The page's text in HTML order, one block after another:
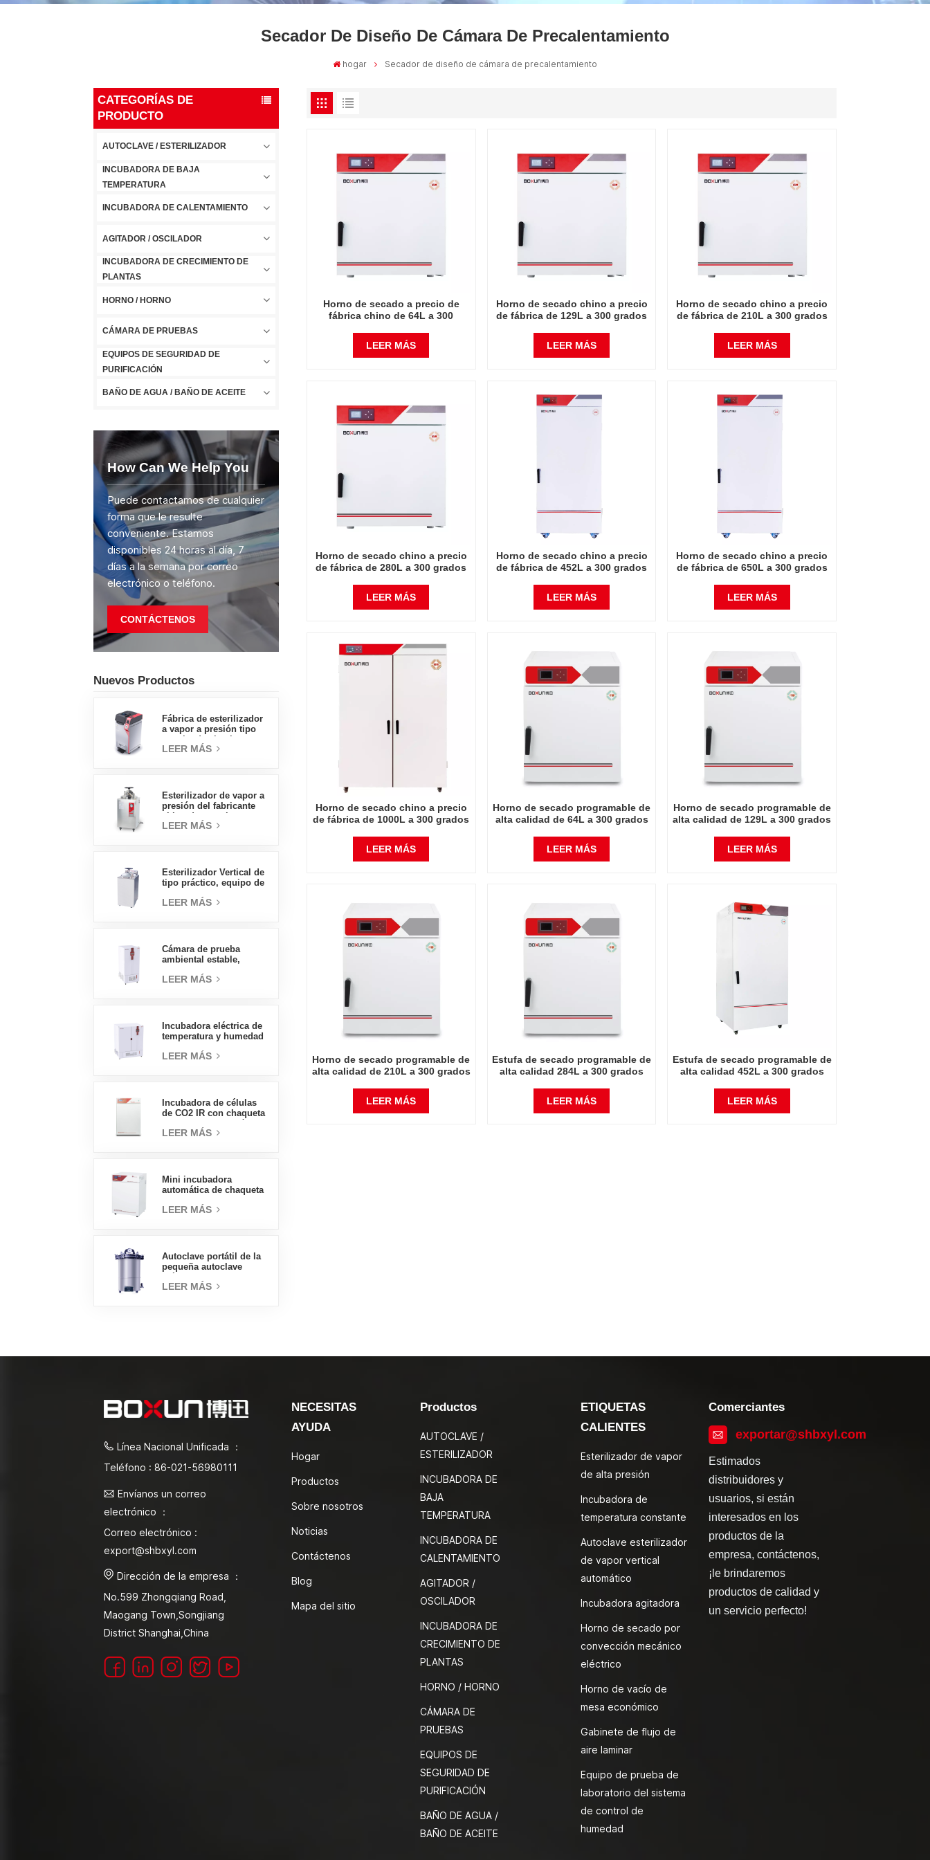
Secador De Diseño De Cámara De Precalentamiento
hogar Secador de diseño de cámara de precalentamiento
CATEGORÍAS DE
PRODUCTO
AUTOCLAVE / ESTERILIZADOR
INCUBADORA DE BAJA
TEMPERATURA
INCUBADORA DE CALENTAMIENTO
AGITADOR / OSCILADOR
INCUBADORA DE CRECIMIENTO DE
PLANTAS
HORNO / HORNO
CÁMARA DE PRUEBAS
EQUIPOS DE SEGURIDAD DE
PURIFICACIÓN
BAÑO DE AGUA / BAÑO DE ACEITE
How Can We Help You
Puede contactarnos de cualquier
forma que le resulte
conveniente. Estamos
disponibles 24 horas al día, 7
días a la semana por correo
electrónico o teléfono.
CONTÁCTENOS
Nuevos Productos
Fábrica de esterilizador
a vapor a presión tipo
pedal tipo insignia de
LEER MÁS
Esterilizador de vapor a
presión del fabricante
vertical de tipo
LEER MÁS
Esterilizador Vertical de
tipo práctico, equipo de
Vertical, esterilizador de
LEER MÁS
Cámara de prueba
ambiental estable,
laboratorio, precio al
LEER MÁS
Incubadora eléctrica de
temperatura y humedad
suministros de
LEER MÁS
Incubadora de células
de CO2 IR con chaqueta
160L Incubadoras
LEER MÁS
Mini incubadora
automática de chaqueta
laboratorio, tipo
LEER MÁS
Autoclave portátil de la
pequeña autoclave
de vapor 18L
LEER MÁS
Horno de secado a precio de
fábrica chino de 64L a 300
LEER MÁS
Horno de secado chino a precio
de fábrica de 129L a 300 grados
LEER MÁS
Horno de secado chino a precio
de fábrica de 210L a 300 grados
LEER MÁS
Horno de secado chino a precio
de fábrica de 280L a 300 grados
LEER MÁS
Horno de secado chino a precio
de fábrica de 452L a 300 grados
LEER MÁS
Horno de secado chino a precio
de fábrica de 650L a 300 grados
LEER MÁS
Horno de secado chino a precio
de fábrica de 1000L a 300 grados
LEER MÁS
Horno de secado programable de
alta calidad de 64L a 300 grados
LEER MÁS
Horno de secado programable de
alta calidad de 129L a 300 grados
LEER MÁS
Horno de secado programable de
alta calidad de 210L a 300 grados
LEER MÁS
Estufa de secado programable de
alta calidad 284L a 300 grados
LEER MÁS
Estufa de secado programable de
alta calidad 452L a 300 grados
LEER MÁS
Línea Nacional Unificada ：
Teléfono : 86-021-56980111
Envíanos un correo
electrónico ：
Correo electrónico :
export@shbxyl.com
Dirección de la empresa ：
No.599 Zhongqiang Road,
Maogang Town,Songjiang
District Shanghai,China
NECESITAS
AYUDA
Hogar
Productos
Sobre nosotros
Noticias
Contáctenos
Blog
Mapa del sitio
Productos
AUTOCLAVE /
ESTERILIZADOR
INCUBADORA DE
BAJA
TEMPERATURA
INCUBADORA DE
CALENTAMIENTO
AGITADOR /
OSCILADOR
INCUBADORA DE
CRECIMIENTO DE
PLANTAS
HORNO / HORNO
CÁMARA DE
PRUEBAS
EQUIPOS DE
SEGURIDAD DE
PURIFICACIÓN
BAÑO DE AGUA /
BAÑO DE ACEITE
ETIQUETAS
CALIENTES
Esterilizador de vapor
de alta presión
Incubadora de
temperatura constante
Autoclave esterilizador
de vapor vertical
automático
Incubadora agitadora
Horno de secado por
convección mecánico
eléctrico
Horno de vacío de
mesa económico
Gabinete de flujo de
aire laminar
Equipo de prueba de
laboratorio del sistema
de control de
humedad
Comerciantes
exportar@shbxyl.com
Estimados
distribuidores y
usuarios, si están
interesados en los
productos de la
empresa, contáctenos,
¡le brindaremos
productos de calidad y
un servicio perfecto!